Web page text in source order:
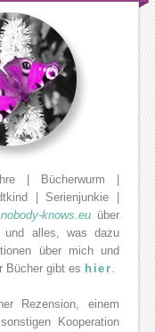
| Bücherwurm |
| Serienjunkie |
nobody-knows.eu über
und alles, was dazu
über mich und
Bücher gibt es hier.
Rezension, einem
Kooperation